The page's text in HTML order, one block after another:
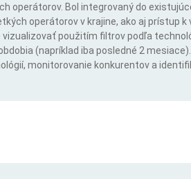
operátorov. Bol integrovaný do
operátorov v krajine, ako aj prístup k
použitím filtrov podľa
(napríklad iba posledné 2
monitorovanie konkurentov a